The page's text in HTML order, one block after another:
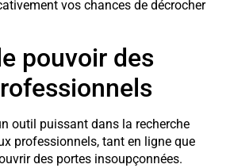
vos chances de décrocher
pouvoir des
outil puissant dans la recherche
professionnels, tant en ligne que
des portes insoupçonnées.